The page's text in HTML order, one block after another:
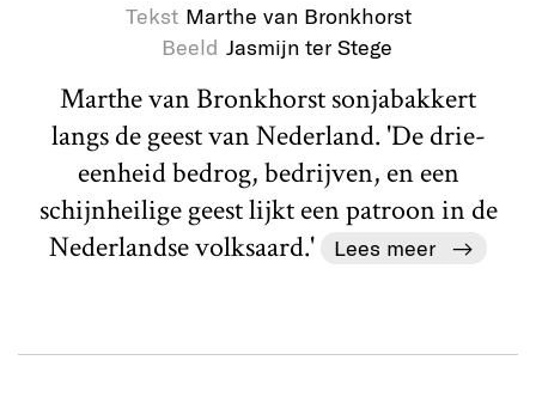
Tekst Marthe van Bronkhorst
Beeld Jasmijn ter Stege
Marthe van Bronkhorst sonjabakkert
langs de geest van Nederland. 'De drie-
eenheid bedrog, bedrijven, en een
schijnheilige geest lijkt een patroon in de
Nederlandse volksaard.'
Lees meer